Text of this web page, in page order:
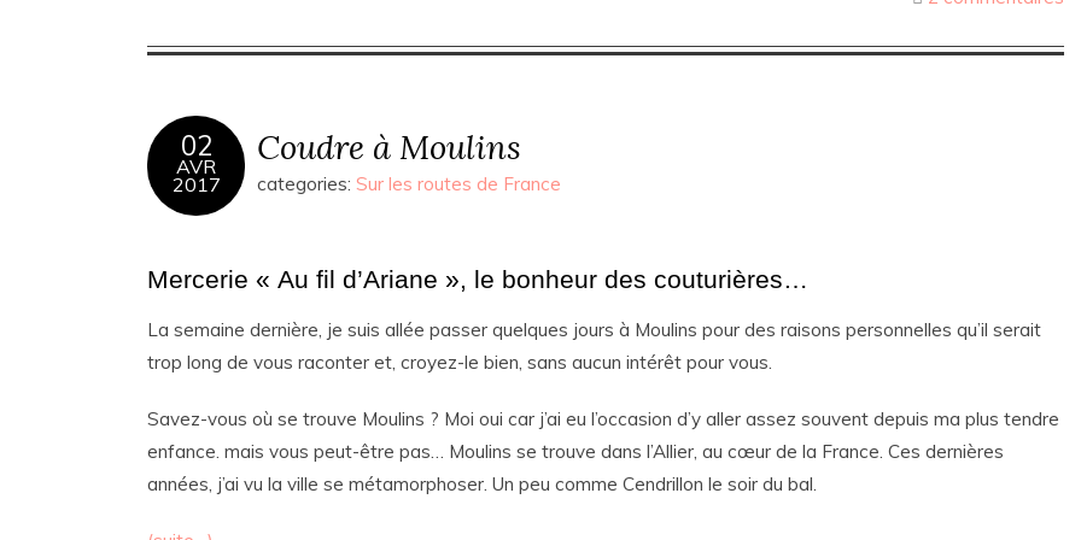
02
AVR
2017
Coudre à Moulins
categories: Sur les routes de France
Mercerie « Au fil d’Ariane », le bonheur des couturières…
La semaine dernière, je suis allée passer quelques jours à Moulins pour des raisons personnelles qu’il serait
trop long de vous raconter et, croyez-le bien, sans aucun intérêt pour vous.
Savez-vous où se trouve Moulins ? Moi oui car j’ai eu l’occasion d’y aller assez souvent depuis ma plus tendre
enfance. mais vous peut-être pas… Moulins se trouve dans l’Allier, au cœur de la France. Ces dernières
années, j’ai vu la ville se métamorphoser. Un peu comme Cendrillon le soir du bal.